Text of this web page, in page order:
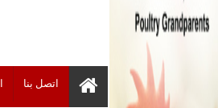
اتصل بنا